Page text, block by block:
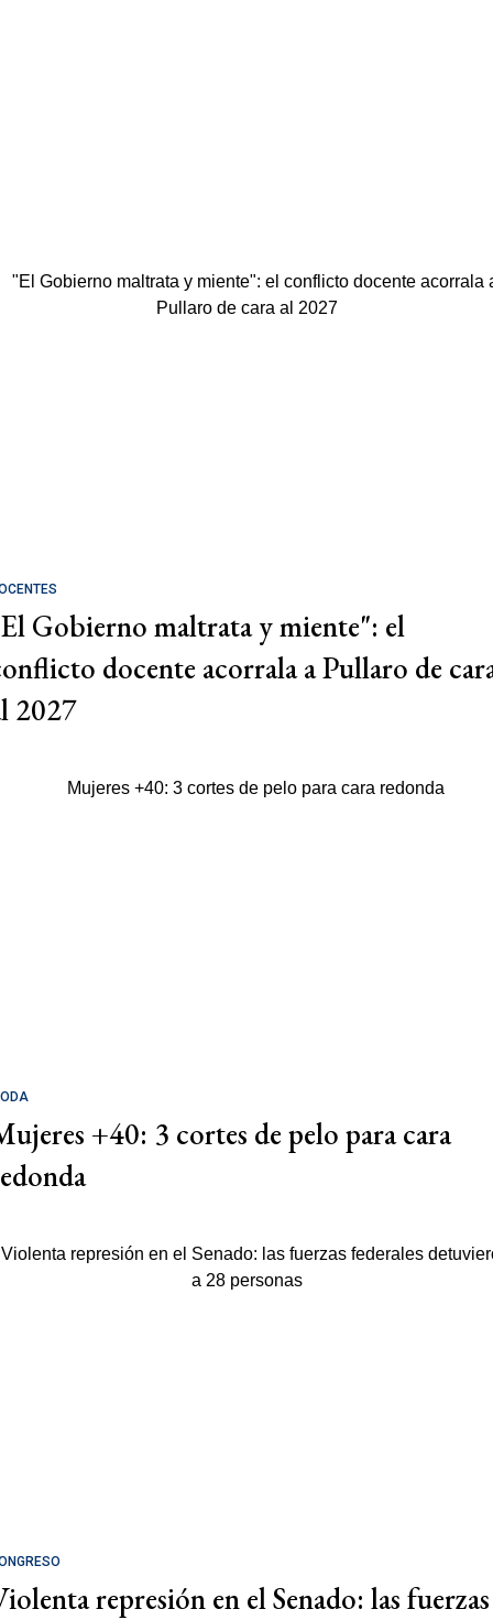
Gobierno maltrata y miente": el
docente acorrala a Pullaro de
2027
+40: 3 cortes de pelo para cara
represión en el Senado: las fuerzas